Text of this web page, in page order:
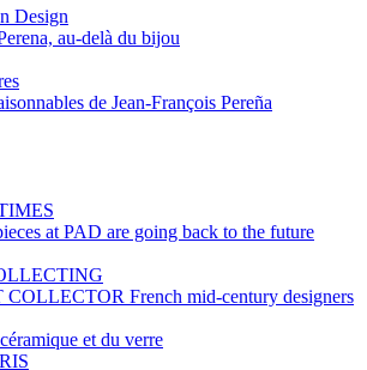
Design
au-delà du bijou
de Jean-François Pereña
at PAD are going back to the future
French mid-century designers
et du verre